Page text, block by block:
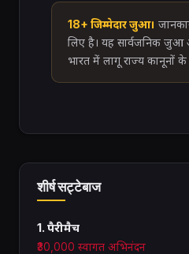
18+ जिम्मेदार जुआ।
लिए है। यह सार्वजनिक
भारत में लागू राज्य कानूनों
शीर्ष सट्टेबाज
1. पैरीमैच
₹30,000 स्वागत अभिनंदन